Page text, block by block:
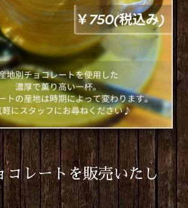
コレートを販売いたし